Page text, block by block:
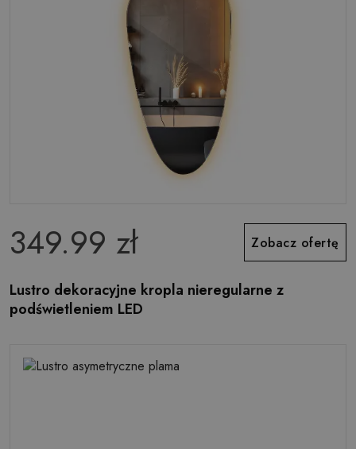
349.99 zł Zobacz ofertę
Lustro dekoracyjne kropla nieregularne z
podświetleniem LED